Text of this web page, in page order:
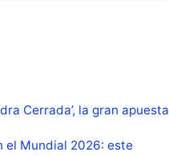
Cerrada’, la gran apuesta
el Mundial 2026: este